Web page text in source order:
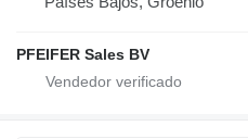
PFEIFER Sales BV